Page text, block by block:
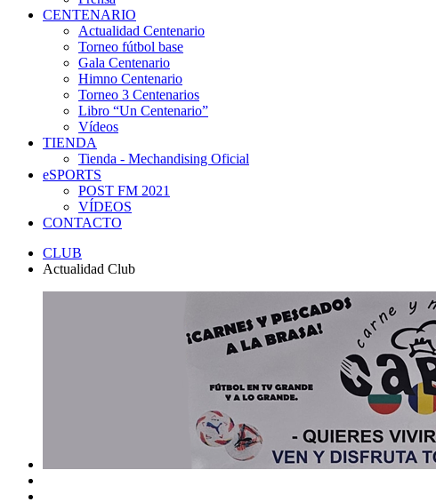
CENTENARIO
Actualidad Centenario
Torneo fútbol base
Gala Centenario
Himno Centenario
Torneo 3 Centenarios
Libro “Un Centenario”
Vídeos
TIENDA
Tienda - Mechandising Oficial
eSPORTS
POST FM 2021
VÍDEOS
CONTACTO
CLUB
Actualidad Club